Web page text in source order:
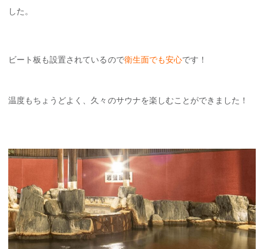
した。
ビート板も設置されているので衛生面でも安心です！
温度もちょうどよく、久々のサウナを楽しむことができました！